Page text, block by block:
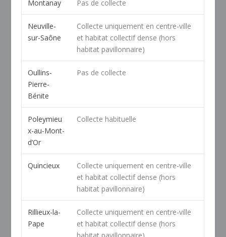
Montanay Pas de collecte
Neuville-
sur-Saône
Collecte uniquement en centre-ville
et habitat collectif dense (hors
habitat pavillonnaire)
Oullins-
Pierre-
Bénite
Pas de collecte
Poleymieu
x-au-Mont-
d’Or
Collecte habituelle
Quincieux
Collecte uniquement en centre-ville
et habitat collectif dense (hors
habitat pavillonnaire)
Rillieux-la-
Pape
Collecte uniquement en centre-ville
et habitat collectif dense (hors